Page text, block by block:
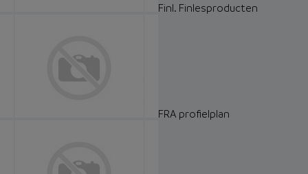
Finl. Finlesproducten
FRA profielplan